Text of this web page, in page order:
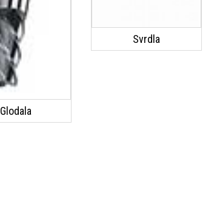
Glodala
Svrdla